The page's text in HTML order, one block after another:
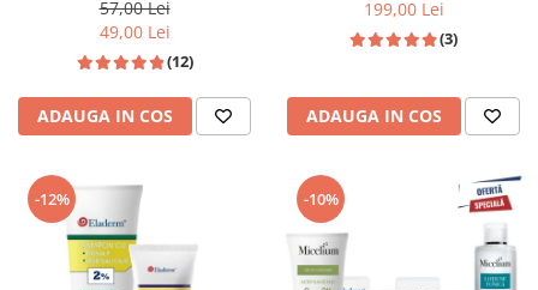
57,00 Lei
49,00 Lei
(12)
ADAUGA IN COS
199,00 Lei
(3)
ADAUGA IN COS
-12% -10%